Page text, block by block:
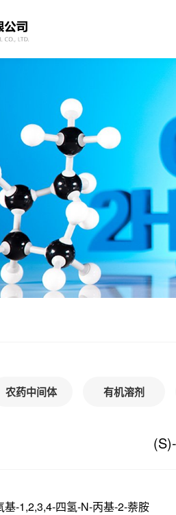
农药中间体 有机溶剂
-1,2,3,4-四氢-N-丙基-2-萘胺